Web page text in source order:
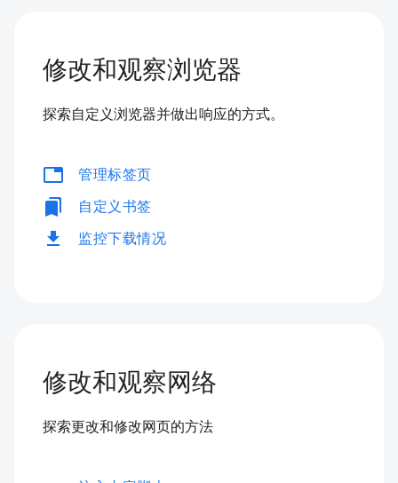
修改和观察浏览器
探索自定义浏览器并做出响应的方式。
tabs管理标签页
bookmarks 自定义书签
download 监控下载情况
修改和观察网络
探索更改和修改网页的方法